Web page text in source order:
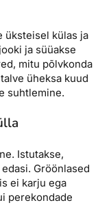
üksteisel külas ja
ja süüakse
mitu põlvkonda
üheksa kuud
suhtlemine.
Istutakse,
Gröönlased
ei karju ega
perekondade